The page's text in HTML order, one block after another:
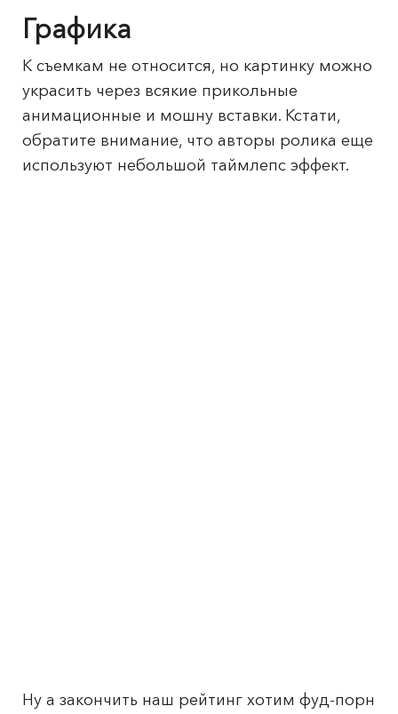
Графика
К съемкам не относится, но картинку можно
украсить через всякие прикольные
анимационные и мошну вставки. Кстати,
обратите внимание, что авторы ролика еще
используют небольшой таймлепс эффект.
Ну а закончить наш рейтинг хотим фуд-порн